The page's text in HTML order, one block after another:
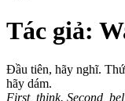
Tác giả:
Đầu tiên, hãy nghĩ.
hãy dám.
First, think. Second,